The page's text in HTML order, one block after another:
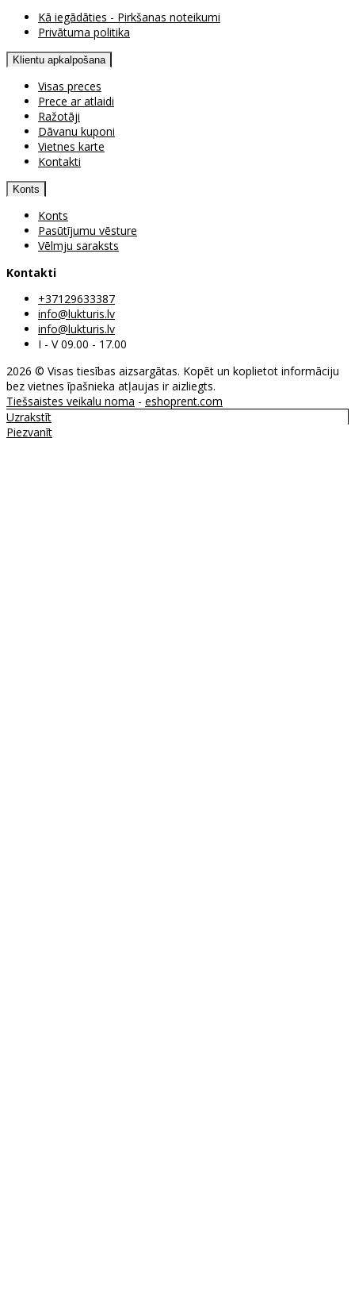
Kā iegādāties - Pirkšanas noteikumi
Privātuma politika
Klientu apkalpošana
Visas preces
Prece ar atlaidi
Ražotāji
Dāvanu kuponi
Vietnes karte
Kontakti
Konts
Konts
Pasūtījumu vēsture
Vēlmju saraksts
Kontakti
+37129633387
info@lukturis.lv
info@lukturis.lv
I - V 09.00 - 17.00
2026 © Visas tiesības aizsargātas. Kopēt un koplietot informāciju
bez vietnes īpašnieka atļaujas ir aizliegts.
Tiešsaistes veikalu noma - eshoprent.com
Uzrakstīt
Piezvanīt